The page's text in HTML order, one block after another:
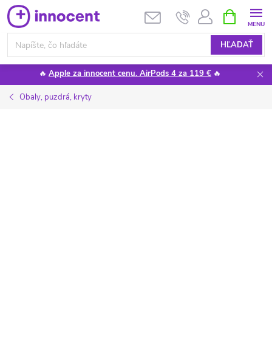
Prejsť
na
obsah
HĽADAŤ
KOŠÍK
🔥 Apple za innocent cenu. AirPods 4 za 119 € 🔥
Obaly, puzdrá, kryty